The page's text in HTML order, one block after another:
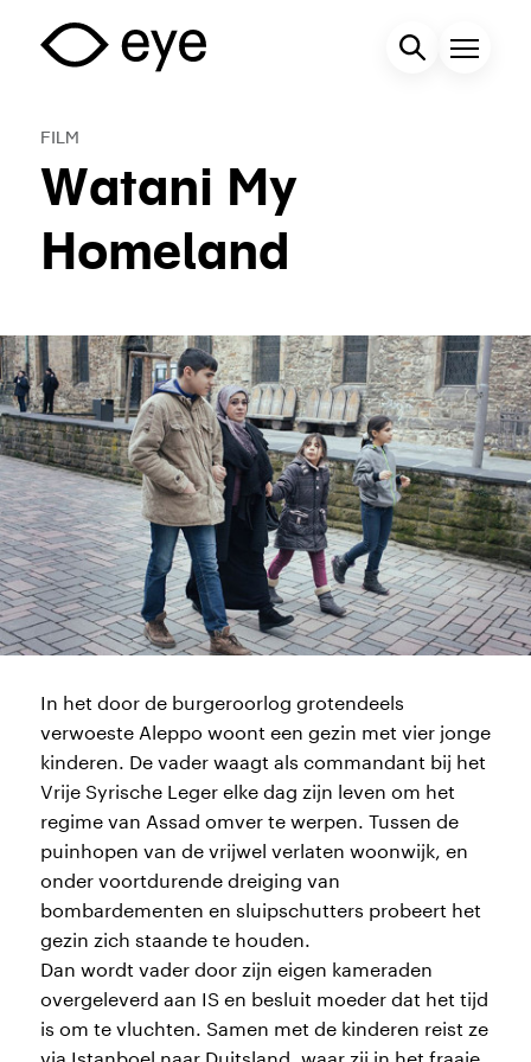
Overslaan
inhoud
gaan
ZoekveldMenu
Watani My
Homeland
FILM
In het door de burgeroorlog grotendeels
verwoeste Aleppo woont een gezin met vier jonge
kinderen. De vader waagt als commandant bij het
Vrije Syrische Leger elke dag zijn leven om het
regime van Assad omver te werpen. Tussen de
puinhopen van de vrijwel verlaten woonwijk, en
onder voortdurende dreiging van
bombardementen en sluipschutters probeert het
gezin zich staande te houden.
Dan wordt vader door zijn eigen kameraden
overgeleverd aan IS en besluit moeder dat het tijd
is om te vluchten. Samen met de kinderen reist ze
via Istanboel naar Duitsland, waar zij in het fraaie